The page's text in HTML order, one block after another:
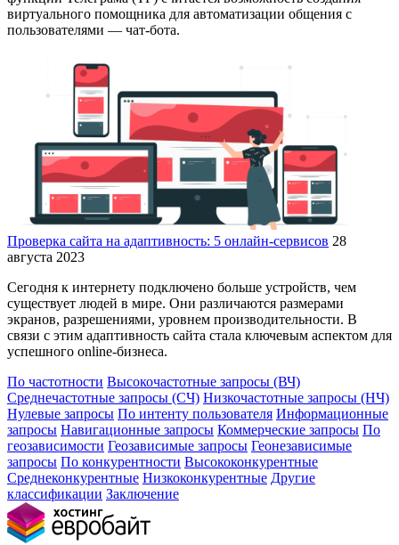
виртуального помощника для автоматизации общения с
пользователями — чат-бота.
Проверка сайта на адаптивность: 5 онлайн-сервисов 28
августа 2023
Сегодня к интернету подключено больше устройств, чем
существует людей в мире. Они различаются размерами
экранов, разрешениями, уровнем производительности. В
связи с этим адаптивность сайта стала ключевым аспектом для
успешного online-бизнеса.
По частотности Высокочастотные запросы (ВЧ)
Среднечастотные запросы (СЧ) Низкочастотные запросы (НЧ)
Нулевые запросы По интенту пользователя Информационные
запросы Навигационные запросы Коммерческие запросы По
геозависимости Геозависимые запросы Геонезависимые
запросы По конкурентности Высококонкурентные
Среднеконкурентные Низкоконкурентные Другие
классификации Заключение